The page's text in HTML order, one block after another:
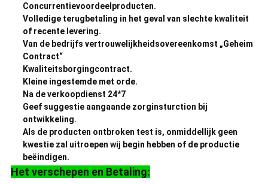
Concurrentievoordeelproducten.
Volledige terugbetaling in het geval van slechte kwaliteit
of recente levering.
Van de bedrijfs vertrouwelijkheidsovereenkomst „Geheim
Contract“
Kwaliteitsborgingcontract.
Kleine ingestemde met orde.
Na de verkoopdienst 24*7
Geef suggestie aangaande zorginsturction bij
ontwikkeling.
Als de producten ontbroken test is, onmiddellijk geen
kwestie zal uitroepen wij begin hebben of de productie
beëindigen.
Het verschepen en Betaling: